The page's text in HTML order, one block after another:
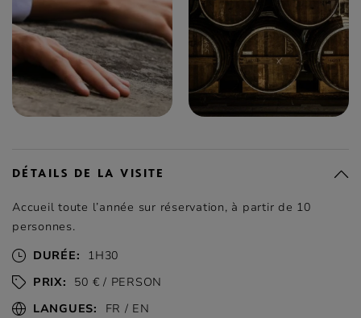
DÉTAILS DE LA VISITE
Accueil toute l’année sur réservation, à partir de 10
personnes.
DURÉE:
1H30
PRIX:
50 € / PERSON
LANGUES:
FR / EN